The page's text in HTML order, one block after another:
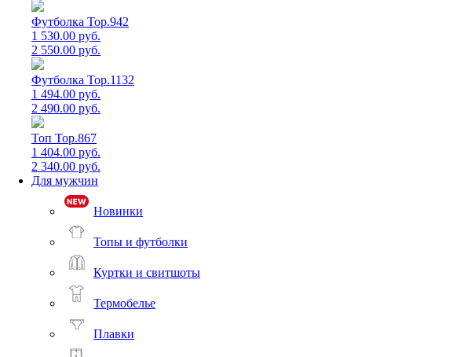
Футболка Top.942
1 530.00 руб.
2 550.00 руб.
Футболка Top.1132
1 494.00 руб.
2 490.00 руб.
Топ Top.867
1 404.00 руб.
2 340.00 руб.
Для мужчин
Новинки
Топы и футболки
Куртки и свитшоты
Термобелье
Плавки